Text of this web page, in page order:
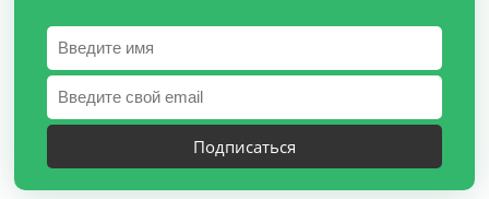
Подписаться